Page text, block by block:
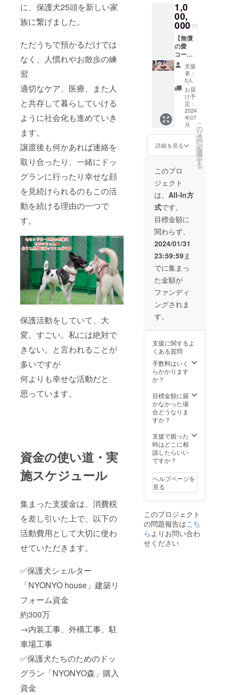
に、保護犬25頭を新しい家
族に繋げました。
ただうちで預かるだけでは
なく、人慣れやお散歩の練
習
適切なケア、医療、また人
と共存して暮らしていける
ように社会化も進めていき
ます。
譲渡後も何かあれば連絡を
取り合ったり、一緒にドッ
グランに行ったり幸せな顔
を見続けられるのもこの活
動を続ける理由の一つで
す。
保護活動をしていて、大
変。すごい。私には絶対で
きない。と言われることが
多いですが
何よりも幸せな活動だと
思っています。
資金の使い道・実
施スケジュール
集まった支援金は、消費税
を差し引いた上で、以下の
活動費用として大切に使わ
せていただきます。
✅保護犬シェルター
「NYONYO house」建築リ
フォーム資金
約300万
→内装工事、外構工事、駐
車場工事
✅保護犬たちのためのドッ
グラン「NYONYO森」購入
資金
ます。
●わんず
とおで
かけ
【西日
本限
定】 ●
シェル
ターに
お名前
プレー
トを設
置【希
望者の
み】 ※
希望者
は備考
欄に表
記する
をお願
いいた
します
1,0
00,
000 円
【無償
の愛
コー
ス】
100000
0円 ●保
護犬シ
エル
ター
「NYO
NYO
house
」の建
築代に
あてさ
ただき
ます。
●建築の
様子
や、
5wan's
の生活
のオリ
ジナル
動画を
お礼に
お送り
します
支援
者：
0人
お届
け予
定：
2024
年07
月
詳細を見る
こ
の
リ
タ
ー
ン
を
選
択
す
る
このプロ
ジェクト
は、 All-In方
式です。
目標金額に
関わらず、
2024/01/31
23:59:59ま
でに集まっ
た金額が
ファンディ
ングされま
す。
支援に関するよ
くある質問
手数料はいく
らかかります
か？
目標金額に届
かなかった場
合どうなりま
すか？
支援で困った
時はどこに相
談したらいい
ですか？
ヘルプページを
見る
このプロジェクト
の問題報告はこち
らよりお問い合わ
せください